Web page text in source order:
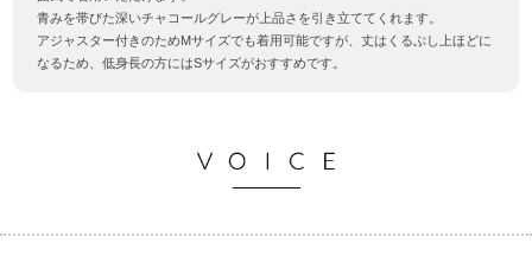
青みを帯びた深いチャコールグレーが上品さを引き立ててくれます。
アジャスター付きのためMサイズでも着用可能ですが、丈はくるぶし上ほどに
なるため、低身長の方にはSサイズがおすすめです。